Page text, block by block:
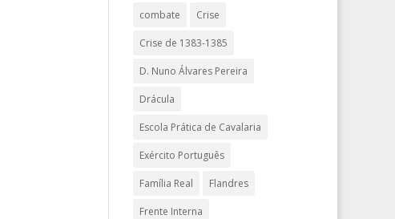
combate Crise
Crise de 1383-1385
D. Nuno Álvares Pereira
Drácula
Escola Prática de Cavalaria
Exército Português
Família Real Flandres
Frente Interna